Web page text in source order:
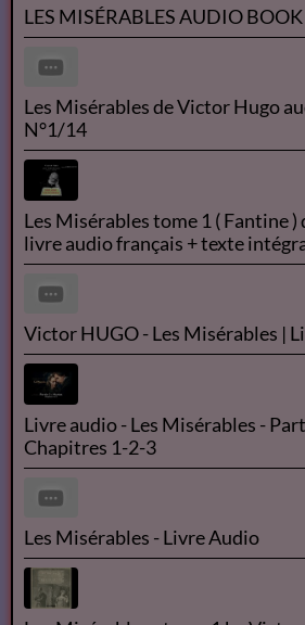
LES MISÉRABLES AUDIO BOOK
Les Misérables de Victor Hugo
N°1/14
Les Misérables tome 1 ( Fantine
livre audio français + texte
Victor HUGO - Les Misérables |
Livre audio - Les Misérables -
Chapitres 1-2-3
Les Misérables - Livre Audio